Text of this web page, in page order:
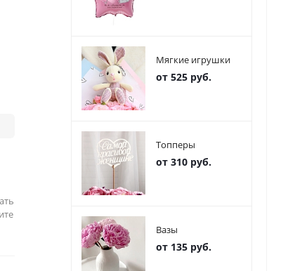
Мягкие игрушки
от 525 руб.
Топперы
от 310 руб.
Вазы
от 135 руб.